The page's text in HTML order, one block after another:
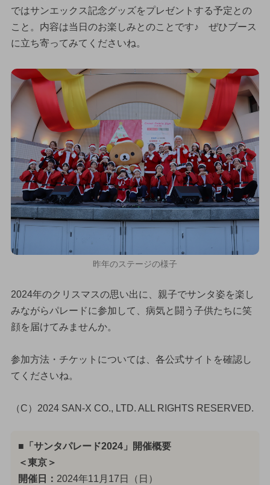
ではサンエックス記念グッズをプレゼントする予定との
こと。内容は当日のお楽しみとのことです♪ ぜひブース
に立ち寄ってみてくださいね。
昨年のステージの様子
2024年のクリスマスの思い出に、親子でサンタ姿を楽し
みながらパレードに参加して、病気と闘う子供たちに笑
顔を届けてみませんか。
参加方法・チケットについては、各公式サイトを確認し
てくださいね。
（C）2024 SAN-X CO., LTD. ALL RIGHTS RESERVED.
■「サンタパレード2024」開催概要
＜東京＞
開催日： 2024年11月17日（日）